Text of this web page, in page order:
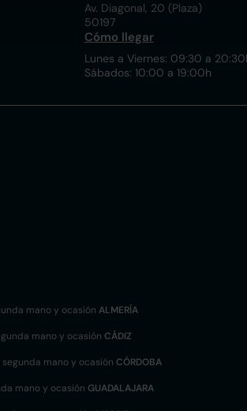
Av. Diagonal, 20 (Plaza)
50197
Cómo llegar
Lunes a Viernes: 09:30 a
Sábados: 10:00 a 19:00h
mano y ocasión ALMERÍA
mano y ocasión CÁDIZ
mano y ocasión CÓRDOBA
mano y ocasión GUADALAJARA